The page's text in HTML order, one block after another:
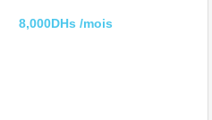
8,000DHs /mois